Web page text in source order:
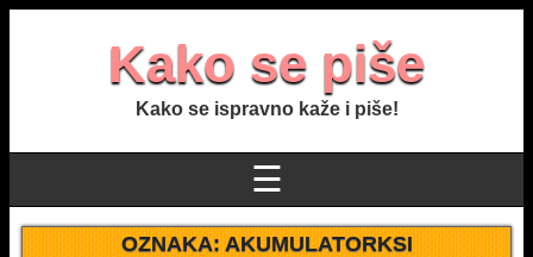
Kako se piše
Kako se ispravno kaže i piše!
☰
OZNAKA:AKUMULATORKSI